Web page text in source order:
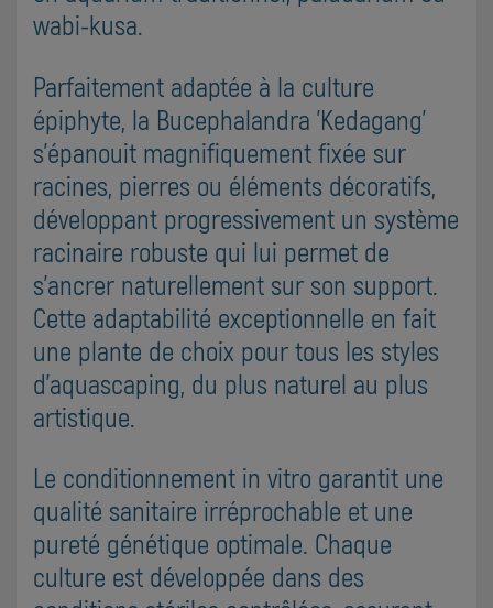
wabi-kusa.
Parfaitement adaptée à la culture
épiphyte, la Bucephalandra 'Kedagang'
s'épanouit magnifiquement fixée sur
racines, pierres ou éléments décoratifs,
développant progressivement un système
racinaire robuste qui lui permet de
s'ancrer naturellement sur son support.
Cette adaptabilité exceptionnelle en fait
une plante de choix pour tous les styles
d'aquascaping, du plus naturel au plus
artistique.
Le conditionnement in vitro garantit une
qualité sanitaire irréprochable et une
pureté génétique optimale. Chaque
culture est développée dans des